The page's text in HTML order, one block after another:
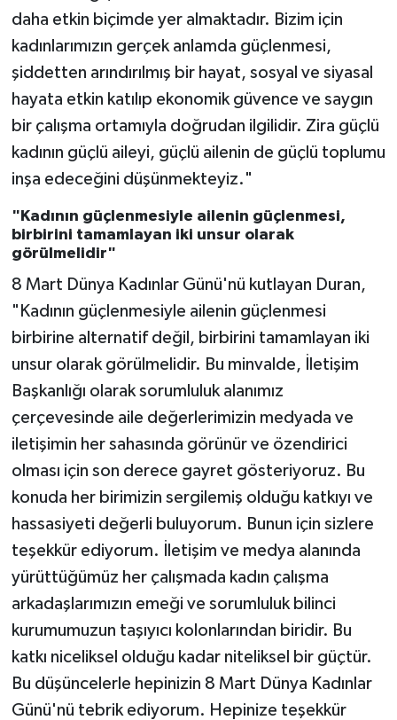
daha etkin biçimde yer almaktadır. Bizim için
kadınlarımızın gerçek anlamda güçlenmesi,
şiddetten arındırılmış bir hayat, sosyal ve siyasal
hayata etkin katılıp ekonomik güvence ve saygın
bir çalışma ortamıyla doğrudan ilgilidir. Zira güçlü
kadının güçlü aileyi, güçlü ailenin de güçlü toplumu
inşa edeceğini düşünmekteyiz."
"Kadının güçlenmesiyle ailenin güçlenmesi,
birbirini tamamlayan iki unsur olarak
görülmelidir"
8 Mart Dünya Kadınlar Günü'nü kutlayan Duran,
"Kadının güçlenmesiyle ailenin güçlenmesi
birbirine alternatif değil, birbirini tamamlayan iki
unsur olarak görülmelidir. Bu minvalde, İletişim
Başkanlığı olarak sorumluluk alanımız
çerçevesinde aile değerlerimizin medyada ve
iletişimin her sahasında görünür ve özendirici
olması için son derece gayret gösteriyoruz. Bu
konuda her birimizin sergilemiş olduğu katkıyı ve
hassasiyeti değerli buluyorum. Bunun için sizlere
teşekkür ediyorum. İletişim ve medya alanında
yürüttüğümüz her çalışmada kadın çalışma
arkadaşlarımızın emeği ve sorumluluk bilinci
kurumumuzun taşıyıcı kolonlarından biridir. Bu
katkı niceliksel olduğu kadar niteliksel bir güçtür.
Bu düşüncelerle hepinizin 8 Mart Dünya Kadınlar
Günü'nü tebrik ediyorum. Hepinize teşekkür